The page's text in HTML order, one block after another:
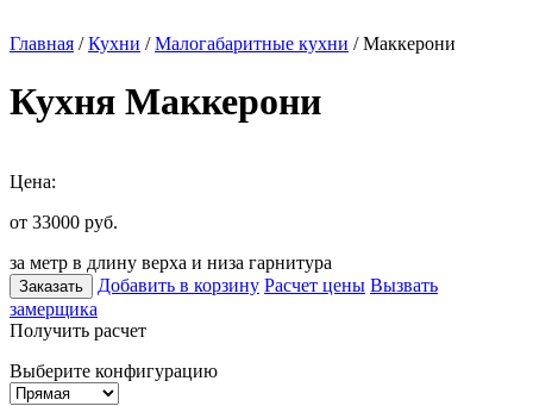
Главная /Кухни /Малогабаритные кухни / Маккерони
Кухня Маккерони
Цена:
от 33000 руб.
за метр в длину верха и низа гарнитура
Заказать Добавить в корзину Расчет цены Вызвать
замерщика
Получить расчет
Выберите конфигурацию